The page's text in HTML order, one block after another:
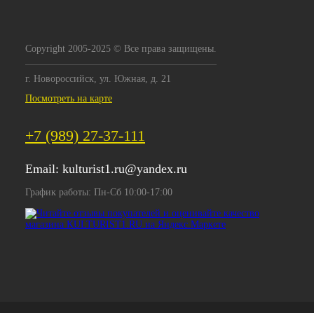
Copyright 2005-2025 © Все права защищены.
г. Новороссийск, ул. Южная, д. 21
Посмотреть на карте
+7 (989) 27-37-111
Email: kulturist1.ru@yandex.ru
График работы: Пн-Сб 10:00-17:00